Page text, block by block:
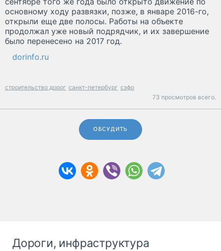
основному ходу развязки, позже, в январе 2016-го,
открыли еще две полосы. Работы на объекте
продолжал уже новый подрядчик, и их завершение
было перенесено на 2017 год.
dorinfo.ru
строительство дорог санкт-петербург сзфо
73 просмотров всего.
ОБСУДИТЬ
Дороги, инфраструктура